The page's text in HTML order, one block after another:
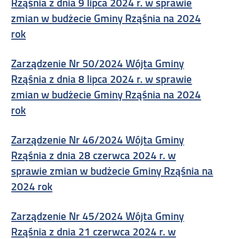
zmian w budżecie Gminy Rząśnia na 2024
rok
Zarządzenie Nr 50/2024 Wójta Gminy
Rząśnia z dnia 8 lipca 2024 r. w sprawie
zmian w budżecie Gminy Rząśnia na 2024
rok
Zarządzenie Nr 46/2024 Wójta Gminy
Rząśnia z dnia 28 czerwca 2024 r. w
sprawie zmian w budżecie Gminy Rząśnia na
2024 rok
Zarządzenie Nr 45/2024 Wójta Gminy
Rząśnia z dnia 21 czerwca 2024 r. w